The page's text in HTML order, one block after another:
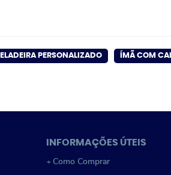
PERSONALIZADO ÍMÃ COM
INFORMAÇÕES ÚTEIS
Como Comprar